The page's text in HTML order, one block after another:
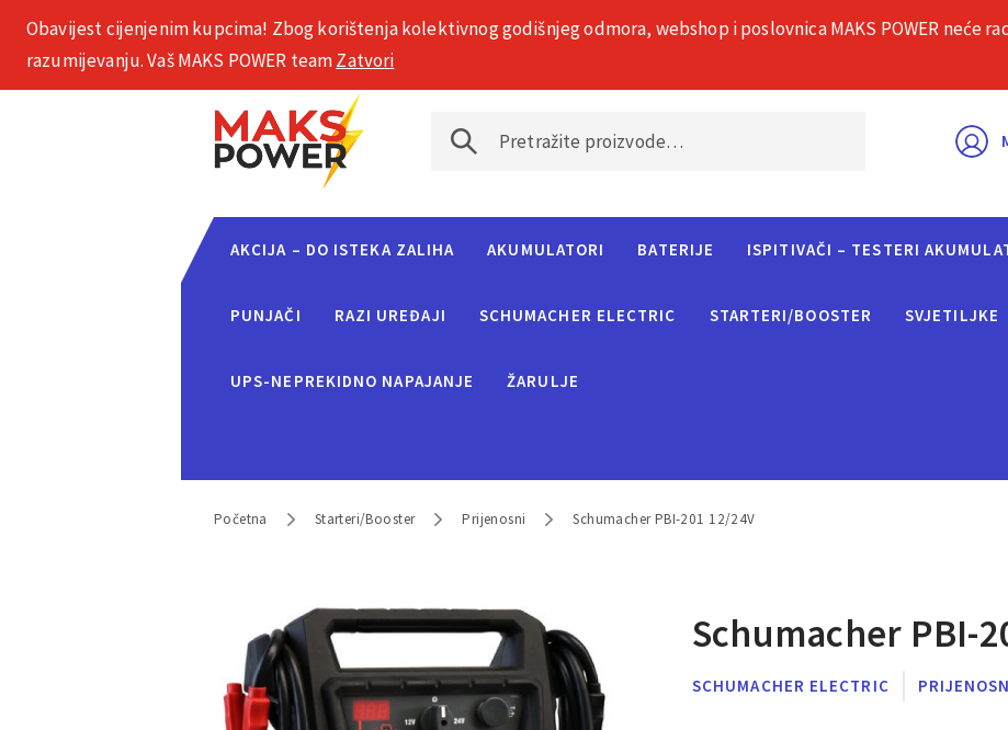
+385 1 2002 575 O nama
AKCIJA – DO ISTEKA ZALIHA AKUMULATORI BATERIJE ISPITIVAČI – TESTERI
PUNJAČI RAZI UREĐAJI SCHUMACHER ELECTRIC STARTERI/BOOSTER SVJETILJKE
UPS-NEPREKIDNO NAPAJANJE ŽARULJE
Početna Starteri/Booster Prijenosni Schumacher PBI-201 12/24V
Schumacher PBI-
SCHUMACHER ELECTRIC
Obavijest cijenjenim kupcima! Zbog korištenja kolektivnog godišnjeg odmora, webshop i poslovnica MAKS POWER neće
razumijevanju. Vaš MAKS POWER teamZatvori